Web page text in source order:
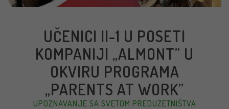
UČENICI II-1 U POSETI
KOMPANIJI „ALMONT” U
OKVIRU PROGRAMA
„PARENTS AT WORK”
UPOZNAVANJE SA SVETOM PREDUZETNIŠTVA